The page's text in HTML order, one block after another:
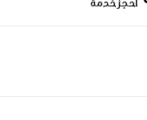
احجز خدمة